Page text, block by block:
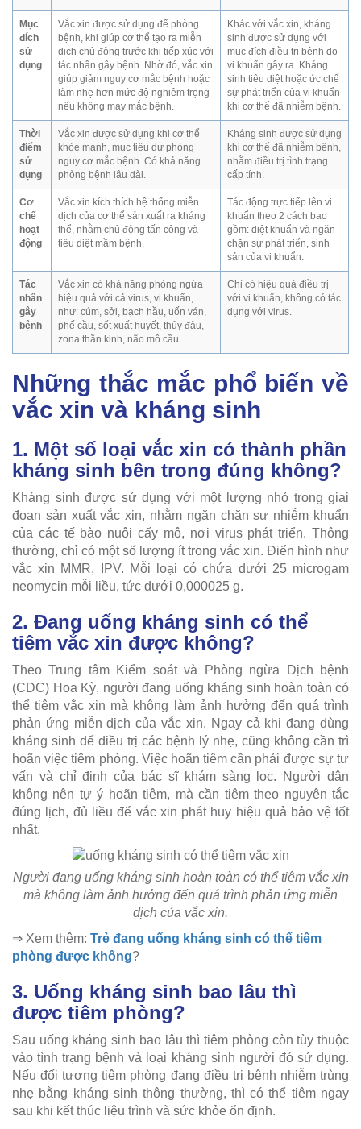
Mục
đích
sử
dụng
Vắc xin được sử dụng để phòng
bệnh, khi giúp cơ thể tạo ra miễn
dịch chủ động trước khi tiếp xúc với
tác nhân gây bệnh. Nhờ đó, vắc xin
giúp giảm nguy cơ mắc bệnh hoặc
làm nhẹ hơn mức độ nghiêm trọng
nếu không may mắc bệnh.
Khác với vắc xin, kháng
sinh được sử dụng với
mục đích điều trị bệnh do
vi khuẩn gây ra. Kháng
sinh tiêu diệt hoặc ức chế
sự phát triển của vi khuẩn
khi cơ thể đã nhiễm bệnh.
Thời
điểm
sử
dụng
Vắc xin được sử dụng khi cơ thể
khỏe mạnh, mục tiêu dự phòng
nguy cơ mắc bệnh. Có khả năng
phòng bệnh lâu dài.
Kháng sinh được sử dụng
khi cơ thể đã nhiễm bệnh,
nhằm điều trị tình trạng
cấp tính.
Cơ
chế
hoạt
động
Vắc xin kích thích hệ thống miễn
dịch của cơ thể sản xuất ra kháng
thể, nhằm chủ động tấn công và
tiêu diệt mầm bệnh.
Tác động trực tiếp lên vi
khuẩn theo 2 cách bao
gồm: diệt khuẩn và ngăn
chặn sự phát triển, sinh
sản của vi khuẩn.
Tác
nhân
gây
bệnh
Vắc xin có khả năng phòng ngừa
hiệu quả với cả virus, vi khuẩn,
như: cúm, sởi, bạch hầu, uốn ván,
phế cầu, sốt xuất huyết, thủy đậu,
zona thần kinh, não mô cầu…
Chỉ có hiệu quả điều trị
với vi khuẩn, không có tác
dụng với virus.
Những thắc mắc phổ biến về
vắc xin và kháng sinh
1. Một số loại vắc xin có thành phần
kháng sinh bên trong đúng không?
Kháng sinh được sử dụng với một lượng nhỏ trong giai
đoạn sản xuất vắc xin, nhằm ngăn chặn sự nhiễm khuẩn
của các tế bào nuôi cấy mô, nơi virus phát triển. Thông
thường, chỉ có một số lượng ít trong vắc xin. Điển hình như
vắc xin MMR, IPV. Mỗi loại có chứa dưới 25 microgam
neomycin mỗi liều, tức dưới 0,000025 g.
2. Đang uống kháng sinh có thể
tiêm vắc xin được không?
Theo Trung tâm Kiểm soát và Phòng ngừa Dịch bệnh
(CDC) Hoa Kỳ, người đang uống kháng sinh hoàn toàn có
thể tiêm vắc xin mà không làm ảnh hưởng đến quá trình
phản ứng miễn dịch của vắc xin. Ngay cả khi đang dùng
kháng sinh để điều trị các bệnh lý nhẹ, cũng không cần trì
hoãn việc tiêm phòng. Việc hoãn tiêm cần phải được sự tư
vấn và chỉ định của bác sĩ khám sàng lọc. Người dân
không nên tự ý hoãn tiêm, mà cần tiêm theo nguyên tắc
đúng lịch, đủ liều để vắc xin phát huy hiệu quả bảo vệ tốt
nhất.
Người đang uống kháng sinh hoàn toàn có thể tiêm vắc xin
mà không làm ảnh hưởng đến quá trình phản ứng miễn
dịch của vắc xin.
⇒ Xem thêm: Trẻ đang uống kháng sinh có thể tiêm
phòng được không?
3. Uống kháng sinh bao lâu thì
được tiêm phòng?
Sau uống kháng sinh bao lâu thì tiêm phòng còn tùy thuộc
vào tình trạng bệnh và loại kháng sinh người đó sử dụng.
Nếu đối tượng tiêm phòng đang điều trị bệnh nhiễm trùng
nhẹ bằng kháng sinh thông thường, thì có thể tiêm ngay
sau khi kết thúc liệu trình và sức khỏe ổn định.